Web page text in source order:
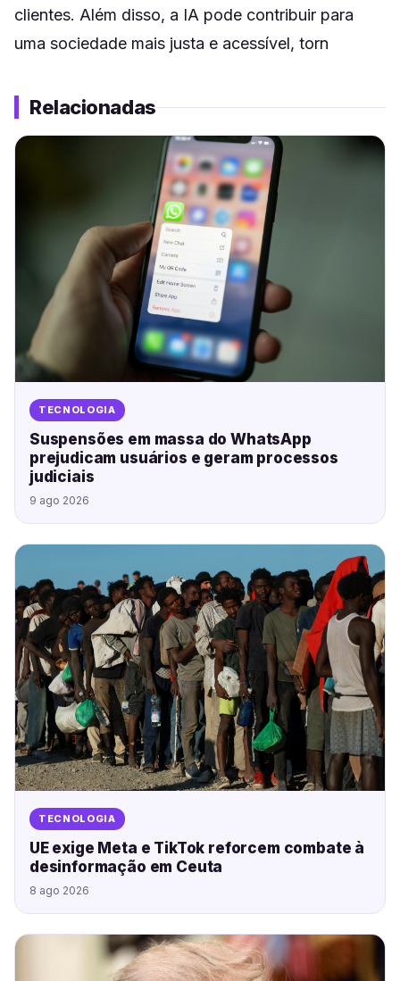
clientes. Além disso, a IA pode contribuir para
uma sociedade mais justa e acessível, torn
Relacionadas
TECNOLOGIA
Suspensões em massa do WhatsApp
prejudicam usuários e geram processos
judiciais
9 ago 2026
TECNOLOGIA
UE exige Meta e TikTok reforcem combate à
desinformação em Ceuta
8 ago 2026